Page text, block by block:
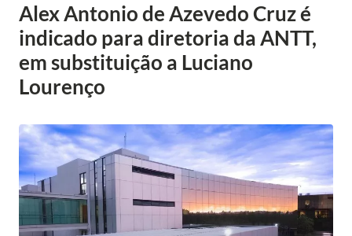
Alex Antonio de Azevedo Cruz é
indicado para diretoria da ANTT,
em substituição a Luciano
Lourenço